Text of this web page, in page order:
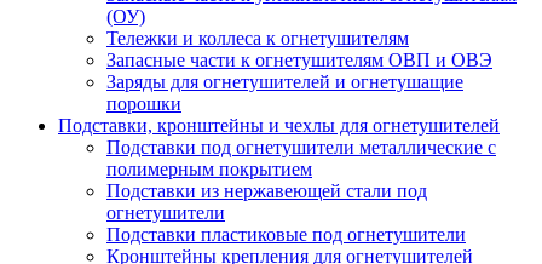
(ОУ)
Тележки и коллеса к огнетушителям
Запасные части к огнетушителям ОВП и ОВЭ
Заряды для огнетушителей и огнетушащие
порошки
Подставки, кронштейны и чехлы для огнетушителей
Подставки под огнетушители металлические с
полимерным покрытием
Подставки из нержавеющей стали под
огнетушители
Подставки пластиковые под огнетушители
Кронштейны крепления для огнетушителей